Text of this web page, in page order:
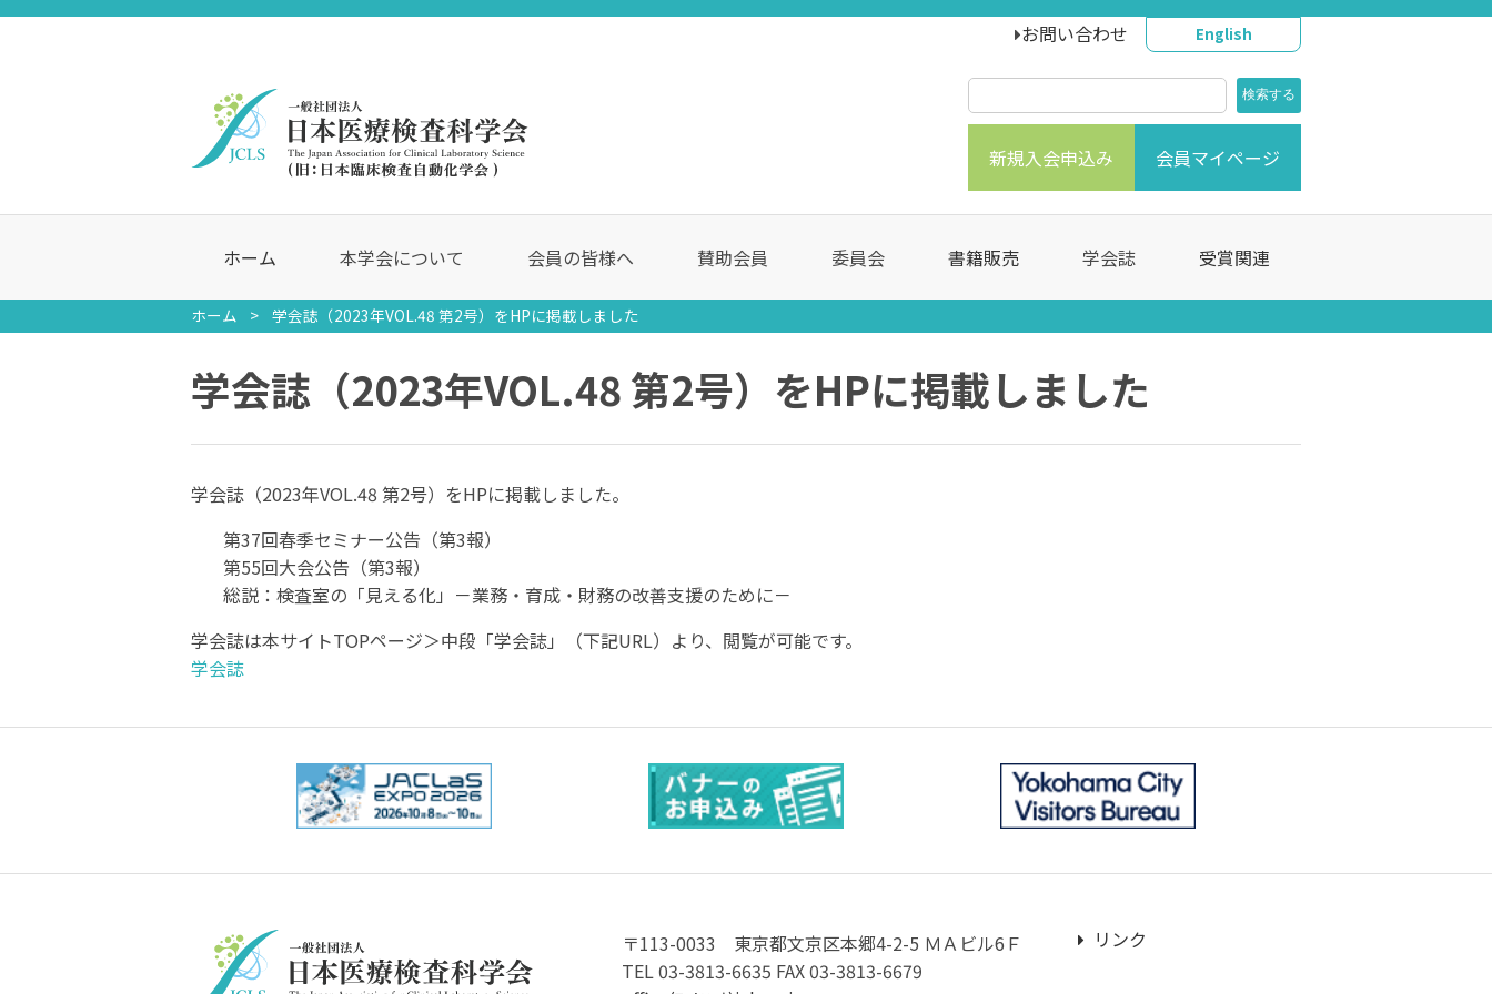
お問い合わせ English
新規入会申込み 会員マイページ
ホーム 本学会について 会員の皆様へ 賛助会員 委員会 書籍販売 学会誌 受賞関連
ホーム 学会誌（2023年VOL.48 第2号）をHPに掲載しました
学会誌（2023年VOL.48 第2号）をHPに掲載しました
学会誌（2023年VOL.48 第2号）をHPに掲載しました。
第37回春季セミナー公告（第3報）
第55回大会公告（第3報）
総説：検査室の「見える化」－業務・育成・財務の改善支援のために－
学会誌は本サイトTOPページ＞中段「学会誌」（下記URL）より、閲覧が可能です。
学会誌
〒113-0033 東京都文京区本郷4-2-5 ＭＡビル6Ｆ
TEL 03-3813-6635 FAX 03-3813-6679
リンク